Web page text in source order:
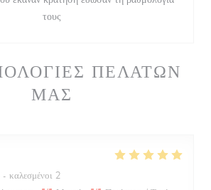
ΠΕΛΑΤΏΝ
ΜΑΣ
καλεσμένοι 2
τους